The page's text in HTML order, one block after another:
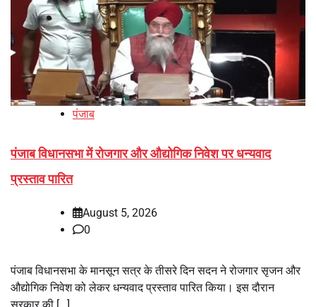
पंजाब
पंजाब विधानसभा में रोजगार और औद्योगिक निवेश पर धन्यवाद
प्रस्ताव पारित
August 5, 2026
0
पंजाब विधानसभा के मानसून सत्र के तीसरे दिन सदन ने रोजगार सृजन और
औद्योगिक निवेश को लेकर धन्यवाद प्रस्ताव पारित किया। इस दौरान